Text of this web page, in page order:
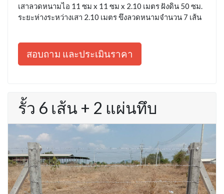
เสาลวดหนามไอ 11 ซม x 11 ซม x 2.10 เมตร ฝังดิน 50 ซม.
ระยะห่างระหว่างเสา 2.10 เมตร ขึงลวดหนามจำนวน 7 เส้น
สอบถาม และประเมินราคา
รั้ว 6 เส้น + 2 แผ่นทึบ